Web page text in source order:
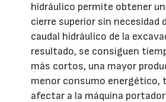
hidráulico permite obtener
cierre superior sin necesidad
caudal hidráulico de la
resultado, se consiguen
más cortos, una mayor
menor consumo energético,
afectar a la máquina